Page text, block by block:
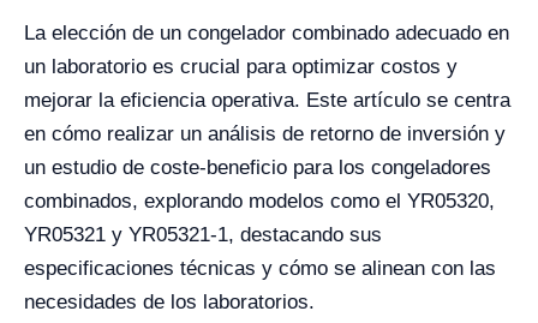
La elección de un congelador combinado adecuado en
un laboratorio es crucial para optimizar costos y
mejorar la eficiencia operativa. Este artículo se centra
en cómo realizar un análisis de retorno de inversión y
un estudio de coste-beneficio para los congeladores
combinados, explorando modelos como el YR05320,
YR05321 y YR05321-1, destacando sus
especificaciones técnicas y cómo se alinean con las
necesidades de los laboratorios.